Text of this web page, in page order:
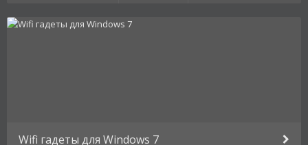
Wifi гадеты для Windows 7